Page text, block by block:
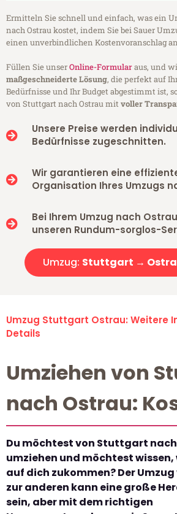
Ermitteln Sie schnell und einfach, was ein
nach Ostrau kostet, indem Sie bei Sauer
einen unverbindlichen Kostenvoranschlag
Füllen Sie unserOnline-Formularaus, und
maßgeschneiderte Lösung, die perfekt auf
Bedürfnisse und Ihr Budget abgestimmt ist,
von Stuttgart nach Ostrau mitvoller
Unsere Preise werden
Bedürfnisse zugeschnitten.
Wir garantieren eine
Organisation Ihres Umzugs
Bei Ihrem Umzug nach
unseren Rundum-sorglos-
Umzug: Stuttgart →
Umzug Stuttgart Ostrau: Weitere
Details
Umziehen von
nach Ostrau:
Du möchtest von Stuttgart
umziehen und möchtest wissen,
auf dich zukommen? Der
zur anderen kann eine große
sein, aber mit dem richtigen